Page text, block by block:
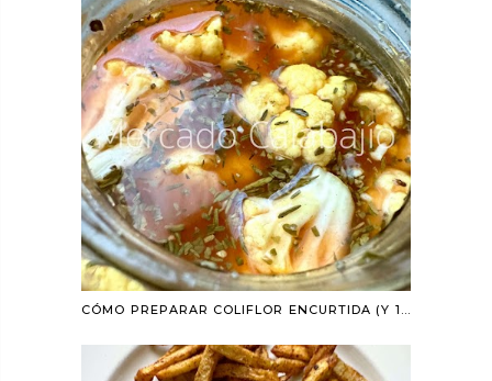
CÓMO PREPARAR COLIFLOR ENCURTIDA (Y 18 AÑOS DE BLOG)